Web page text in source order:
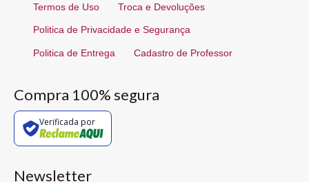
Termos de Uso Troca e Devoluções
Politica de Privacidade e Segurança
Politica de Entrega Cadastro de Professor
Compra 100% segura
Verificada por
Newsletter